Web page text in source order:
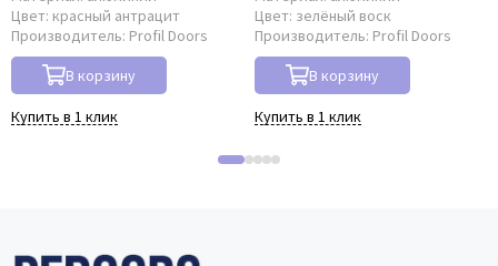
Цвет: красный антрацит
Производитель: Profil Doors
В корзину
Купить в 1 клик
Цвет: зелёный воск
Производитель: Profil Doors
В корзину
Купить в 1 клик